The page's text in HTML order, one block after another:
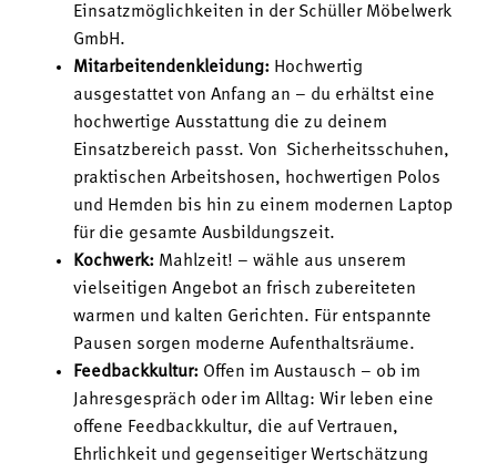
Einsatzmöglichkeiten in der Schüller Möbelwerk
GmbH.
Mitarbeitendenkleidung: Hochwertig
ausgestattet von Anfang an – du erhältst eine
hochwertige Ausstattung die zu deinem
Einsatzbereich passt. Von Sicherheitsschuhen,
praktischen Arbeitshosen, hochwertigen Polos
und Hemden bis hin zu einem modernen Laptop
für die gesamte Ausbildungszeit.
Kochwerk: Mahlzeit! – wähle aus unserem
vielseitigen Angebot an frisch zubereiteten
warmen und kalten Gerichten. Für entspannte
Pausen sorgen moderne Aufenthaltsräume.
Feedbackkultur: Offen im Austausch – ob im
Jahresgespräch oder im Alltag: Wir leben eine
offene Feedbackkultur, die auf Vertrauen,
Ehrlichkeit und gegenseitiger Wertschätzung